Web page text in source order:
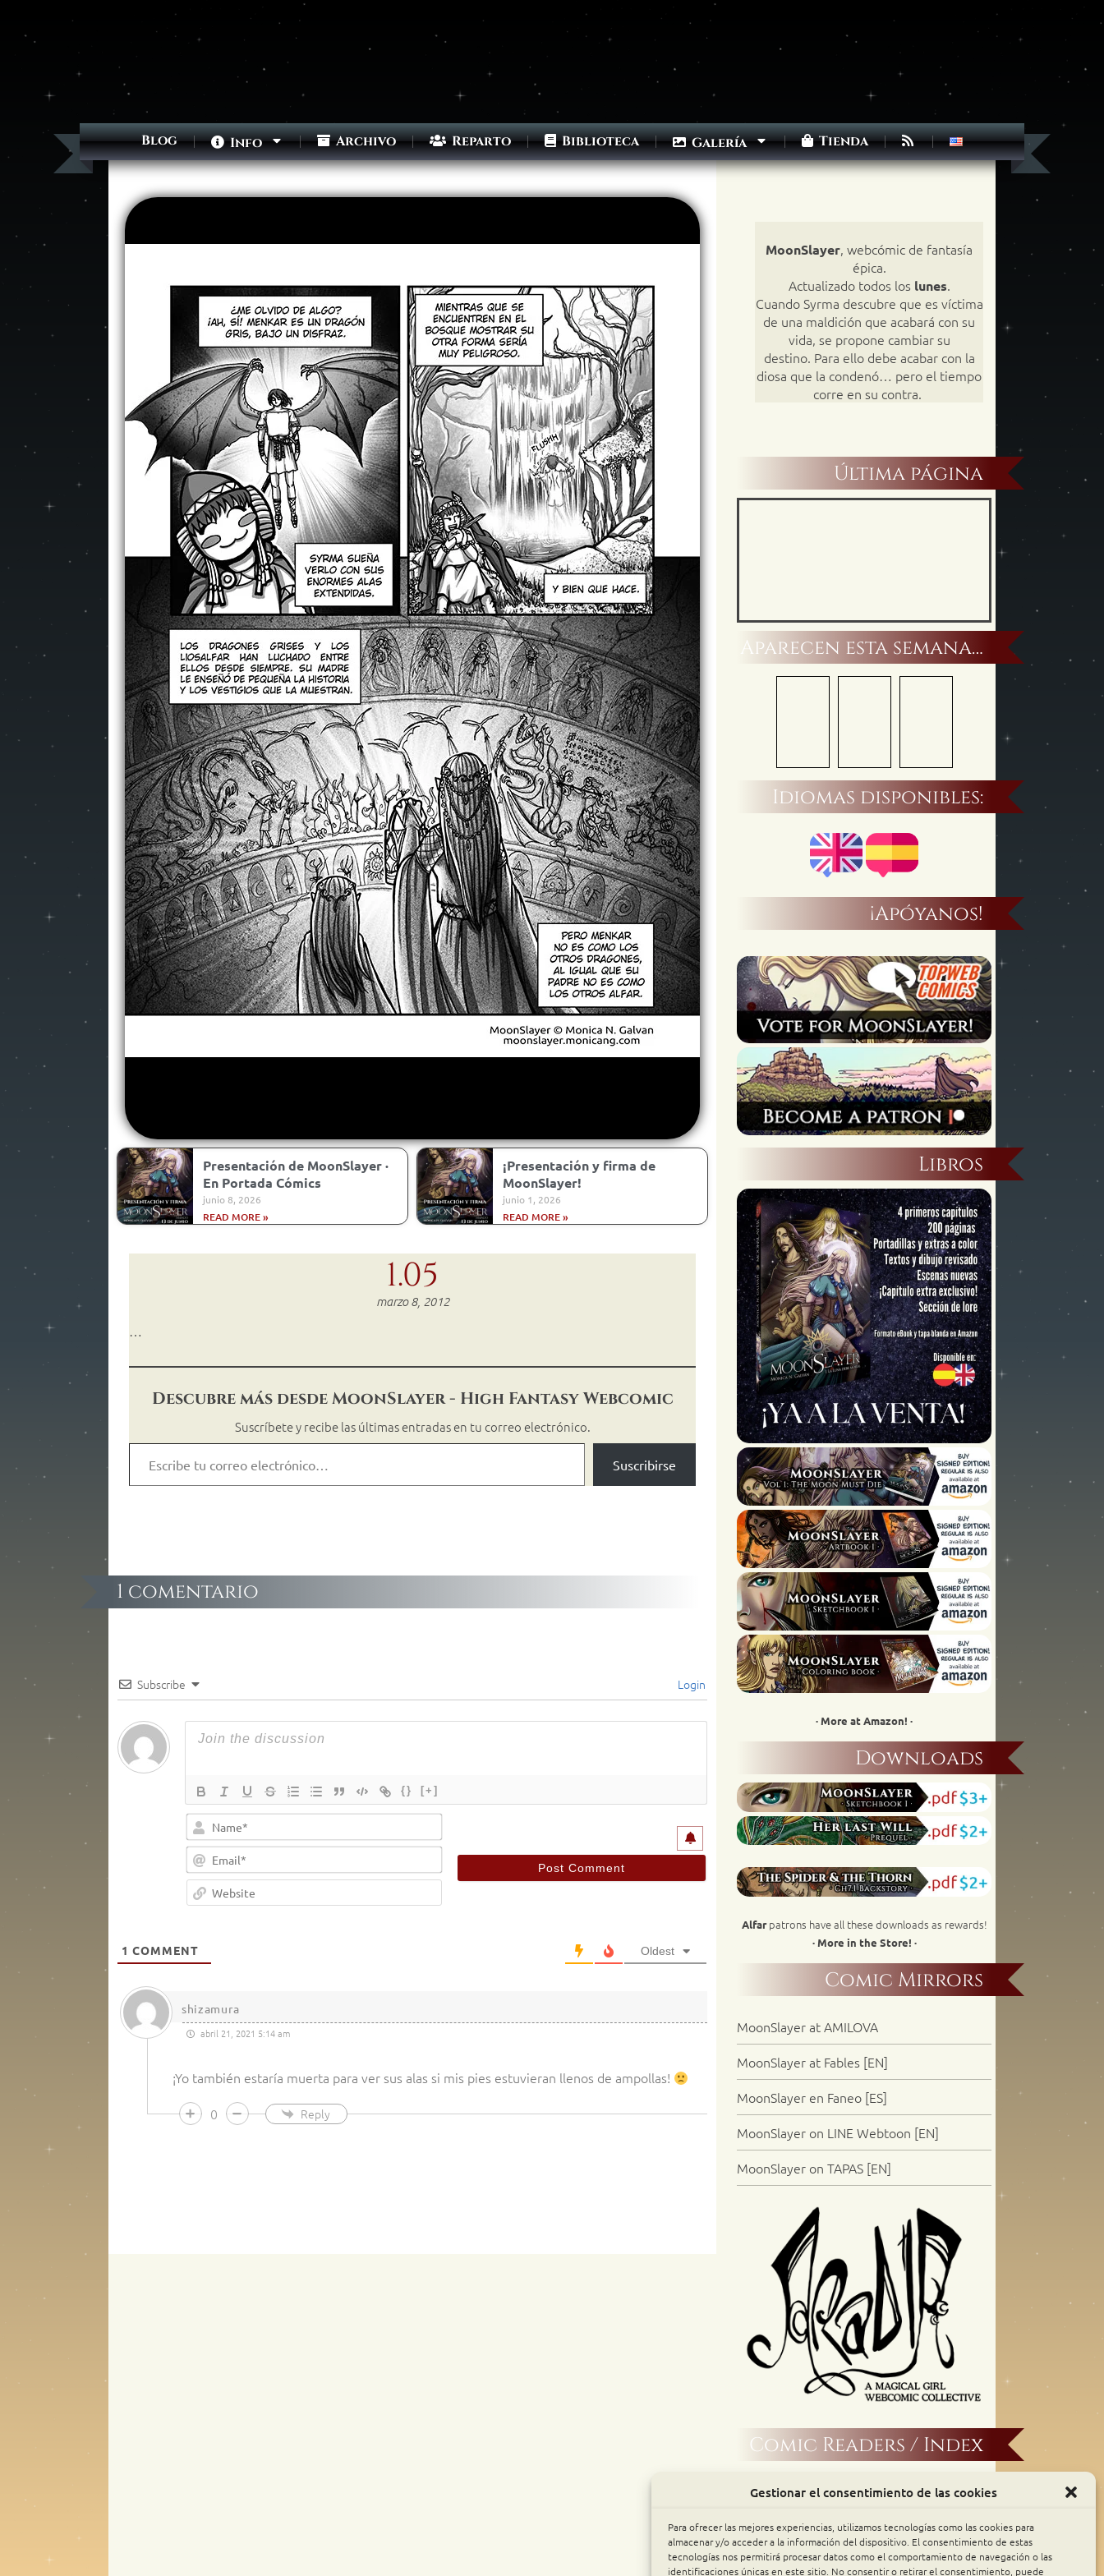
Gestionar el consentimiento de las cookies
Para ofrecer las mejores experiencias, utilizamos tecnologías como las cookies para
almacenar y/o acceder a la información del dispositivo. El consentimiento de estas
tecnologías nos permitirá procesar datos como el comportamiento de navegación o las
identificaciones únicas en este sitio. No consentir o retirar el consentimiento, puede
Blog Info Archivo Reparto Biblioteca Galería Tienda
Presentación de MoonSlayer ·
En Portada Cómics
junio 8, 2026
READ MORE »
¡Presentación y firma de
MoonSlayer!
junio 1, 2026
READ MORE »
1.05
marzo 8, 2012
…
Descubre más desde MoonSlayer - High Fantasy Webcomic
Suscríbete y recibe las últimas entradas en tu correo electrónico.
Suscribirse
1 comentario
Subscribe Login
{} [+]
Email*
Website
1 COMMENT Oldest
shizamura
abril 21, 2021 5:14 am
¡Yo también estaría muerta para ver sus alas si mis pies estuvieran llenos de ampollas!
0
Reply
MoonSlayer, webcómic de fantasía
épica.
Actualizado todos los lunes.
Cuando Syrma descubre que es víctima
de una maldición que acabará con su
vida, se propone cambiar su
destino. Para ello debe acabar con la
diosa que la condenó… pero el tiempo
corre en su contra.
Última página
Aparecen esta semana…
Idiomas disponibles:
¡Apóyanos!
Libros
· More at Amazon! ·
Downloads
Alfarpatrons have all these downloads as rewards!
· More in the Store! ·
Comic Mirrors
MoonSlayer at AMILOVA
MoonSlayer at Fables [EN]
MoonSlayer en Faneo [ES]
MoonSlayer on LINE Webtoon [EN]
MoonSlayer on TAPAS [EN]
Comic Readers / Index
Archive Binge
Comic Rocket
Piperka